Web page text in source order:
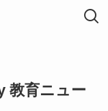
教育ニュー